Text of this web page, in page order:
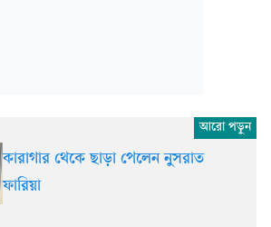
কারাগার থেকে ছাড়া পেলেন নুসরাত
ফারিয়া